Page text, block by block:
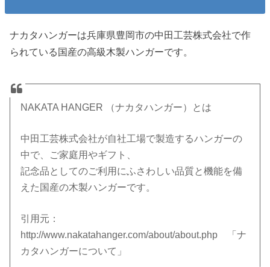
ナカタハンガーは兵庫県豊岡市の中田工芸株式会社で作
られている国産の高級木製ハンガーです。
NAKATA HANGER （ナカタハンガー）とは
中田工芸株式会社が自社工場で製造するハンガーの
中で、ご家庭用やギフト、
記念品としてのご利用にふさわしい品質と機能を備
えた国産の木製ハンガーです。
引用元：
http://www.nakatahanger.com/about/about.php 「ナ
カタハンガーについて」